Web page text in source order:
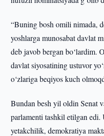
“Buning bosh omili nimada,
yoshlarga munosabat davlat
deb javob bergan bo‘lardim.
davlat siyosatining ustuvor
o‘zlariga beqiyos kuch
Bundan besh yil oldin Senat
parlamenti tashkil etilgan edi.
yetakchilik, demokratiya